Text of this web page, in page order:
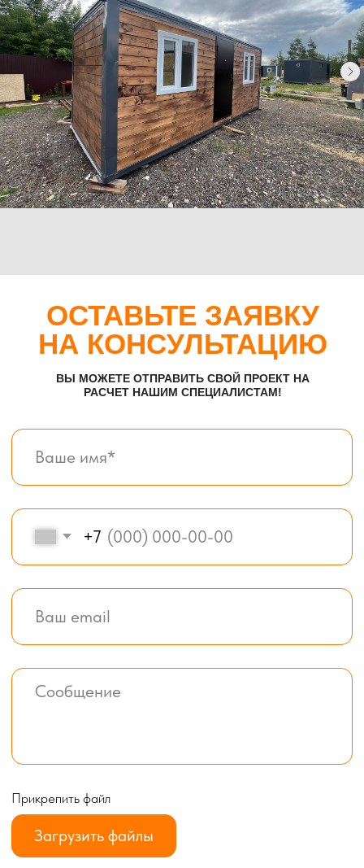
Каталог
Хозблоки
Бытовки деревянные
Бытовки сантехнические
Модульные здания
Блок-контейнеры
Посты охраны КПП
Телефон:
+7 (995) 506-65-05
box-modul24@yandex.ru
Главная
О компании
© BOX-MODUL24.RU 2025
Все услуги компании